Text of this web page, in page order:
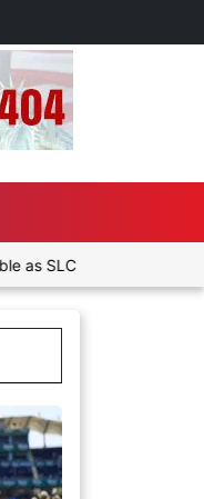
363/8 at Stumps